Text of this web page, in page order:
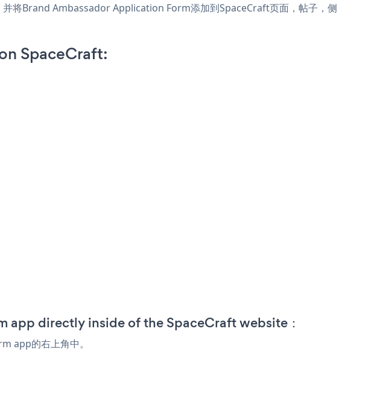
将Brand Ambassador Application Form添加到SpaceCraft页面，帖子，侧
SpaceCraft:
directly inside of the SpaceCraft website：
app的右上角中。